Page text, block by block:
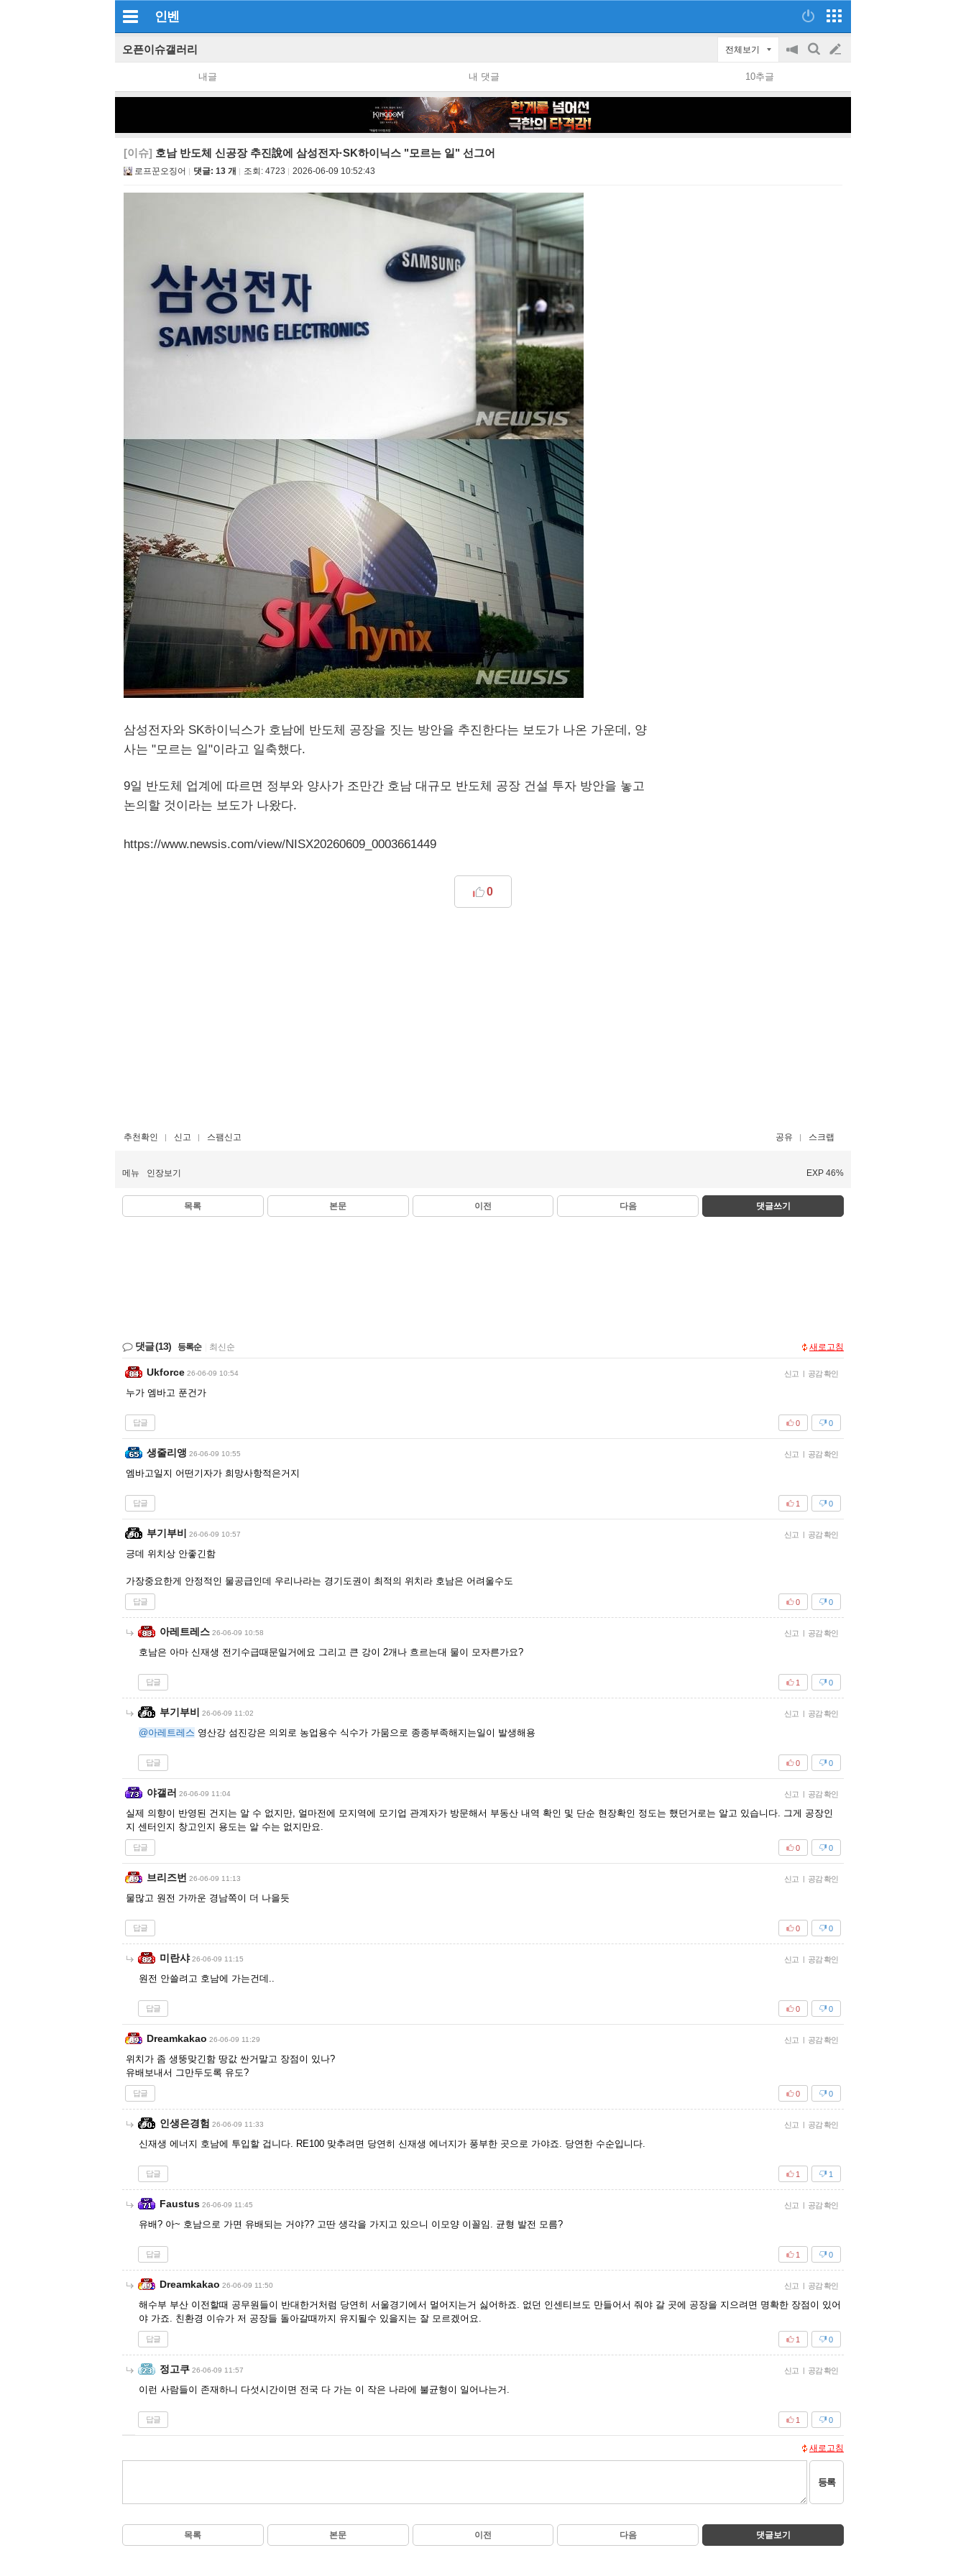
인벤
오픈이슈갤러리 전체보기
공
on/off
검
글
쓰
내글 내 댓글 10추글
[이슈] 호남 반도체 신공장 추진說에 삼성전자·SK하이닉스 "모르는 일" 선그어
로프꾼오징어 댓글: 13 개 조회: 4723 2026-06-09 10:52:43
삼성전자와 SK하이닉스가 호남에 반도체 공장을 짓는 방안을 추진한다는 보도가 나온 가운데, 양
사는 "모르는 일"이라고 일축했다.
9일 반도체 업계에 따르면 정부와 양사가 조만간 호남 대규모 반도체 공장 건설 투자 방안을 놓고
논의할 것이라는 보도가 나왔다.
https://www.newsis.com/view/NISX20260609_0003661449
0
추천확인 신고 스팸신고 공유 스크랩
메뉴 인장보기 EXP 46%
목록 본문 이전 다음 댓글쓰기
댓글(13) 등록순 최신순 새로고침
Ukforce 26-06-09 10:54 신고 | 공감 확인
누가 엠바고 푼건가
답글 0
0
생줄리앵 26-06-09 10:55 신고 | 공감 확인
엠바고일지 어떤기자가 희망사항적은거지
답글 0
1
부기부비 26-06-09 10:57 신고 | 공감 확인
긍데 위치상 안좋긴함
가장중요한게 안정적인 물공급인데 우리나라는 경기도권이 최적의 위치라 호남은 어려울수도
답글 0
0
아레트레스 26-06-09 10:58 신고 | 공감 확인
호남은 아마 신재생 전기수급때문일거에요 그리고 큰 강이 2개나 흐르는대 물이 모자른가요?
답글 0
1
부기부비 26-06-09 11:02 신고 | 공감 확인
@아레트레스 영산강 섬진강은 의외로 농업용수 식수가 가뭄으로 종종부족해지는일이 발생해용
답글 0
0
야갤러 26-06-09 11:04 신고 | 공감 확인
실제 의향이 반영된 건지는 알 수 없지만, 얼마전에 모지역에 모기업 관계자가 방문해서 부동산 내역 확인 및 단순 현장확인 정도는 했던거로는 알고 있습니다. 그게 공장인
지 센터인지 창고인지 용도는 알 수는 없지만요.
답글 0
0
브리즈번 26-06-09 11:13 신고 | 공감 확인
물많고 원전 가까운 경남쪽이 더 나을듯
답글 0
0
미란샤 26-06-09 11:15 신고 | 공감 확인
원전 안쓸려고 호남에 가는건데..
답글 0
0
Dreamkakao 26-06-09 11:29 신고 | 공감 확인
위치가 좀 생뚱맞긴함 땅값 싼거말고 장점이 있나?
유배보내서 그만두도록 유도?
답글 0
0
인생은경험 26-06-09 11:33 신고 | 공감 확인
신재생 에너지 호남에 투입할 겁니다. RE100 맞추려면 당연히 신재생 에너지가 풍부한 곳으로 가야죠. 당연한 수순입니다.
답글 1
1
Faustus 26-06-09 11:45 신고 | 공감 확인
유배? 아~ 호남으로 가면 유배되는 거야?? 고딴 생각을 가지고 있으니 이모양 이꼴임. 균형 발전 모름?
답글 0
1
Dreamkakao 26-06-09 11:50 신고 | 공감 확인
해수부 부산 이전할때 공무원들이 반대한거처럼 당연히 서울경기에서 멀어지는거 싫어하죠. 없던 인센티브도 만들어서 줘야 갈 곳에 공장을 지으려면 명확한 장점이 있어
야 가죠. 친환경 이슈가 저 공장들 돌아갈때까지 유지될수 있을지는 잘 모르겠어요.
답글 0
1
정고쿠 26-06-09 11:57 신고 | 공감 확인
이런 사람들이 존재하니 다섯시간이면 전국 다 가는 이 작은 나라에 불균형이 일어나는거.
답글 0
1
새로고침
등록
목록 본문 이전 다음 댓글보기